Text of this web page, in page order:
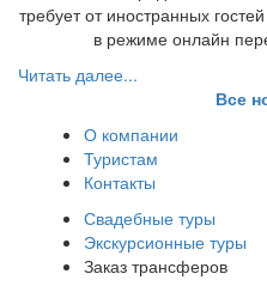
требует от иностранных
в режиме онлайн
Читать далее...
Все
О компании
Туристам
Контакты
Свадебные туры
Экскурсионные туры
Заказ трансферов